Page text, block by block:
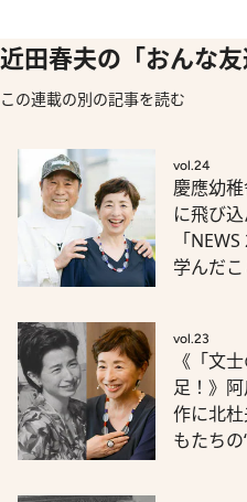
近田春夫の「おんな友
この連載の別の記事を読む
vol.24
慶應幼
に飛び
「
学んだ
vol.23
《「文
足！》
作に北
もたち